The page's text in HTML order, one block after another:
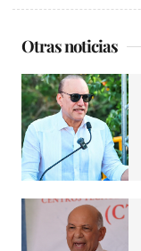
Otras noticias